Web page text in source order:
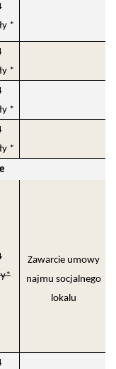
*
*
*
*
Zawarcie umowy
najmu socjalnego
lokalu